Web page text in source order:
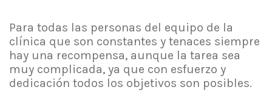
Para todas las personas del equipo de la
clínica que son constantes y tenaces siempre
hay una recompensa, aunque la tarea sea
muy complicada, ya que con esfuerzo y
dedicación todos los objetivos son posibles.